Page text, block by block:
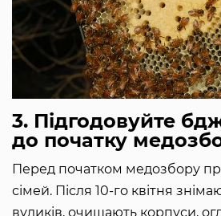
3. Підгодовуйте
до початку
Перед початком медозбору
сімей. Після 10-го квітня
вуликів, очищають корпуси,